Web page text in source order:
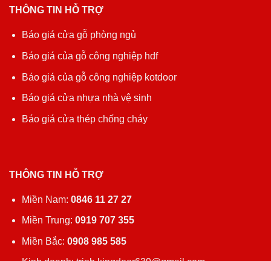
THÔNG TIN HỖ TRỢ
Báo giá cửa gỗ phòng ngủ
Báo giá của gỗ công nghiệp hdf
Báo giá của gỗ công nghiệp kotdoor
Báo giá cửa nhựa nhà vệ sinh
Báo giá cửa thép chống cháy
THÔNG TIN HỖ TRỢ
Miền Nam: 0846 11 27 27
Miền Trung: 0919 707 355
Miền Bắc: 0908 985 585